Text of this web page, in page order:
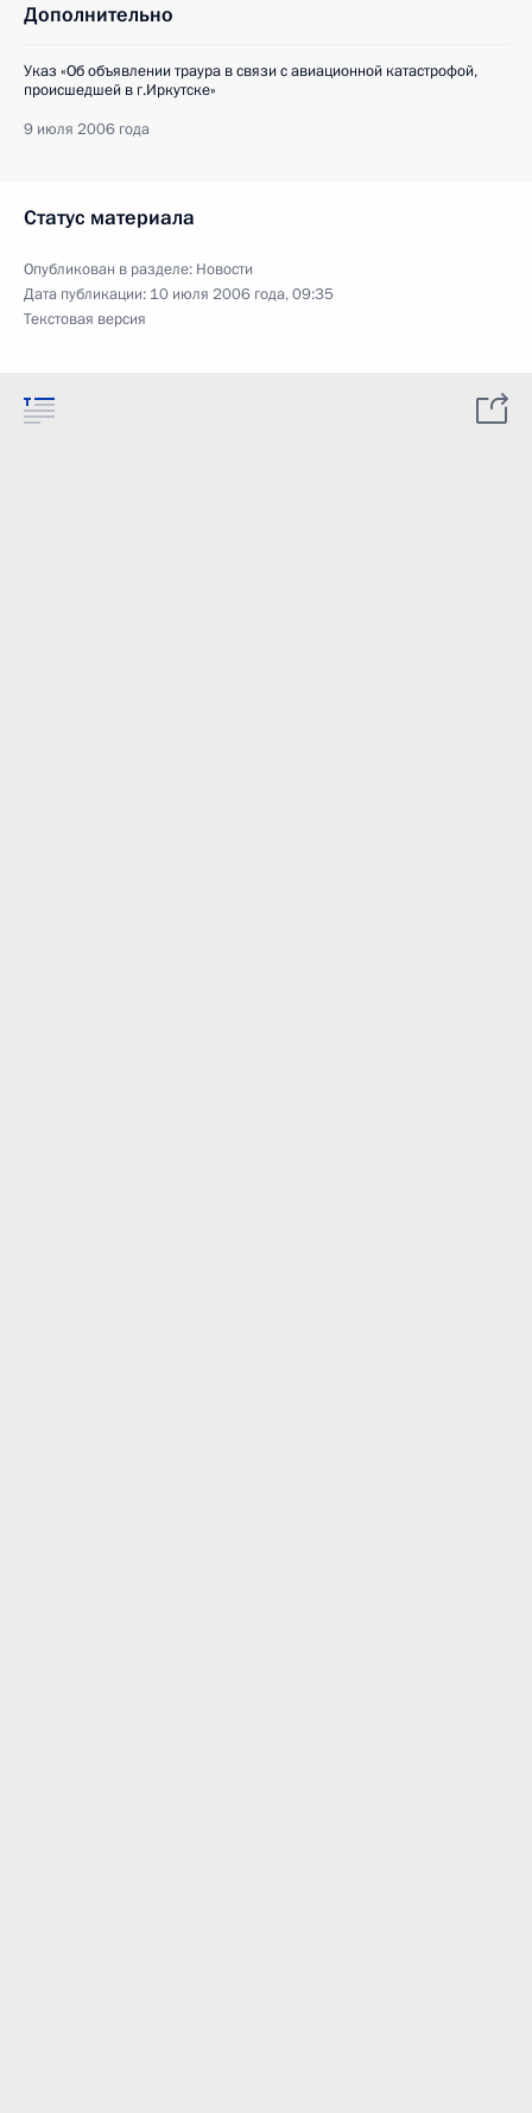
Дополнительно
Указ «Об объявлении траура в связи с авиационной катастрофой,
происшедшей в г.Иркутске»
9 июля 2006 года
Статус материала
Опубликован в разделе: Новости
Дата публикации: 10 июля 2006 года, 09:35
Текстовая версия